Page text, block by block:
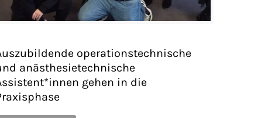
operationstechnische
anästhesietechnische
gehen in die